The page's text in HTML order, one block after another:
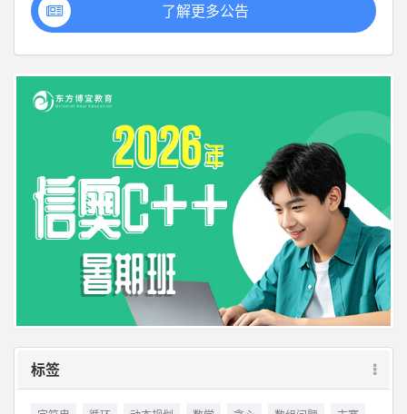
了解更多公告
标签